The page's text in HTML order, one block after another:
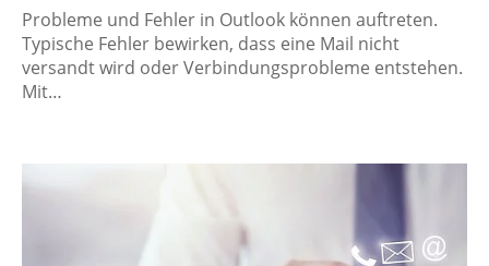
Probleme und Fehler in Outlook können auftreten.
Typische Fehler bewirken, dass eine Mail nicht
versandt wird oder Verbindungsprobleme entstehen.
Mit…